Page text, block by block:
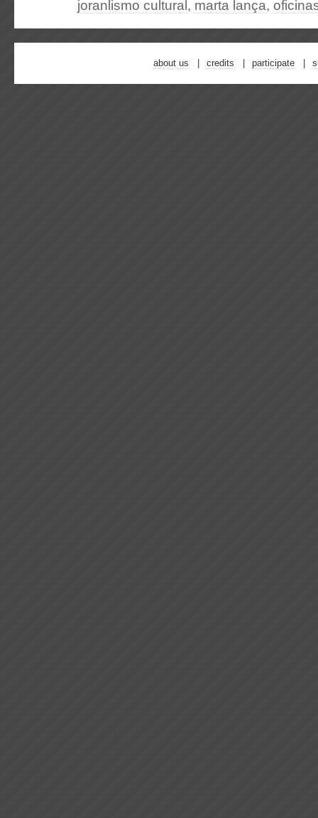
joranlismo cultural, marta lança,
about us credits participate